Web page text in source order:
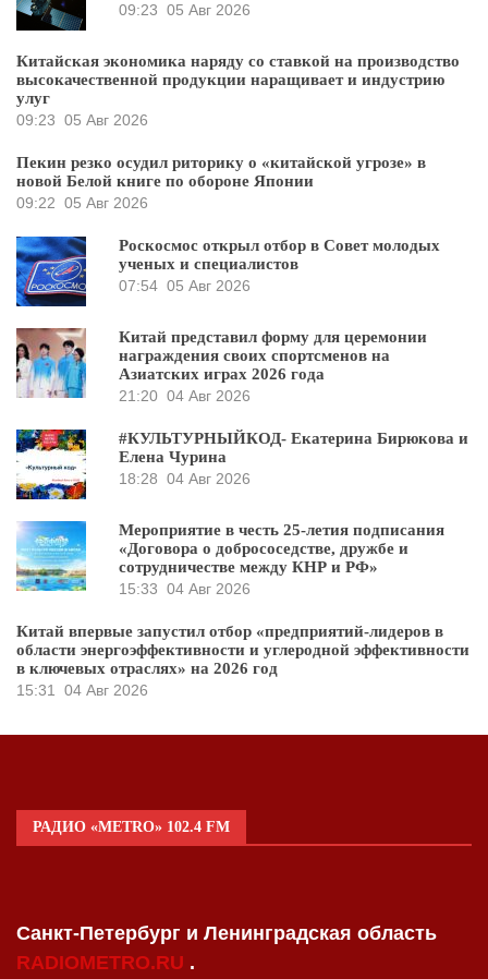
09:23 05 Авг 2026
Китайская экономика наряду со ставкой на производство
высокачественной продукции наращивает и индустрию
улуг
09:23 05 Авг 2026
Пекин резко осудил риторику о «китайской угрозе» в
новой Белой книге по обороне Японии
09:22 05 Авг 2026
Роскосмос открыл отбор в Совет молодых
ученых и специалистов
07:54 05 Авг 2026
Китай представил форму для церемонии
награждения своих спортсменов на
Азиатских играх 2026 года
21:20 04 Авг 2026
#КУЛЬТУРНЫЙКОД- Екатерина Бирюкова и
Елена Чурина
18:28 04 Авг 2026
Мероприятие в честь 25-летия подписания
«Договора о добрососедстве, дружбе и
сотрудничестве между КНР и РФ»
15:33 04 Авг 2026
Китай впервые запустил отбор «предприятий-лидеров в
области энергоэффективности и углеродной эффективности
в ключевых отраслях» на 2026 год
15:31 04 Авг 2026
РАДИО «METRO» 102.4 FM
Санкт-Петербург и Ленинградская область
RADIOMETRO.RU .